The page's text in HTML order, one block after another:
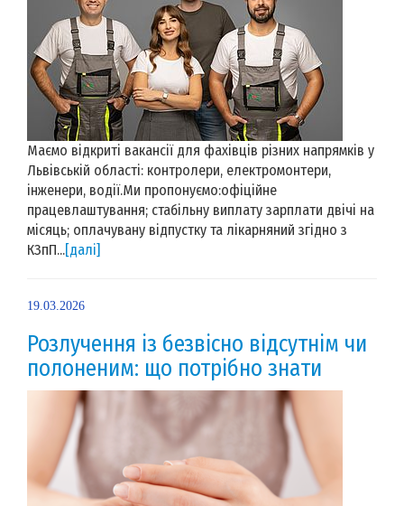
Маємо відкриті вакансії для фахівців різних напрямків у
Львівській області: контролери, електромонтери,
інженери, водії.Ми пропонуємо:офіційне
працевлаштування; стабільну виплату зарплати двічі на
місяць; оплачувану відпустку та лікарняний згідно з
КЗпП...[далі]
19.03.2026
Розлучення із безвісно відсутнім чи
полоненим: що потрібно знати